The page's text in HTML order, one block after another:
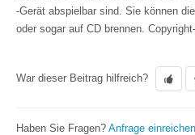
-Gerät abspielbar sind. Sie können
oder sogar auf CD brennen.
War dieser Beitrag hilfreich?
Haben Sie Fragen? Anfrage einreichen